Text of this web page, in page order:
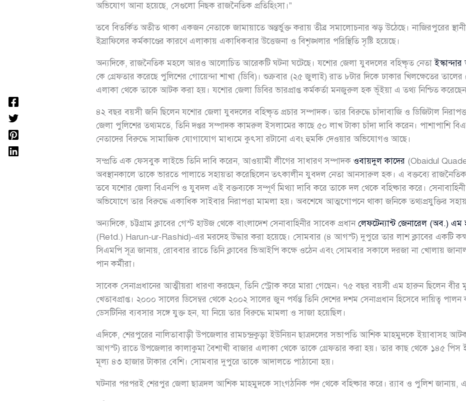
অভিযোগ আনা হয়েছে, সেগুলো নিছক রাজনৈতিক প্রতিহিংসা।”
তবে বিতর্কিত অতীত থাকা একজন নেতাকে জামায়াতে অন্তর্ভুক্ত করায় তীব্র সমালোচনার ঝড় উঠেছে। নাজিরপুরের
ইস্রাফিলের কর্মকাণ্ডের কারণে এলাকায় একাধিকবার উত্তেজনা ও বিশৃঙ্খলার পরিস্থিতি সৃষ্টি হয়েছে।
অন্যদিকে, রাজনৈতিক মহলে আরও আলোচিত আরেকটি ঘটনা ঘটেছে। যশোর জেলা যুবদলের বহিষ্কৃত নেতা
কে গ্রেফতার করেছে পুলিশের গোয়েন্দা শাখা (ডিবি)। শুক্রবার (২৫ জুলাই) রাত ৮টার দিকে ঢাকার খিলক্ষেতের তালের
এলাকা থেকে তাকে আটক করা হয়। যশোর জেলা ডিবির ভারপ্রাপ্ত কর্মকর্তা মনজুরুল হক ভূঁইয়া এ তথ্য নিশ্চিত
৪২ বছর বয়সী জনি ছিলেন যশোর জেলা যুবদলের বহিষ্কৃত প্রচার সম্পাদক। তার বিরুদ্ধে চাঁদাবাজি ও ডিজিটাল
জেলা পুলিশের তথ্যমতে, তিনি দপ্তর সম্পাদক কামরুল ইসলামের কাছে ৫০ লাখ টাকা চাঁদা দাবি করেন। পাশাপাশি
নেতাদের বিরুদ্ধে সামাজিক যোগাযোগ মাধ্যমে কুৎসা রটানো এবং হুমকি দেওয়ার অভিযোগও আছে।
সম্প্রতি এক ফেসবুক লাইভে তিনি দাবি করেন, আওয়ামী লীগের সাধারণ সম্পাদক ওবায়দুল কাদের (Obaidul
অবস্থানকালে তাকে ভারতে পালাতে সহায়তা করেছিলেন তৎকালীন যুবদল নেতা আনসারুল হক। এ বক্তব্যে
তবে যশোর জেলা বিএনপি ও যুবদল এই বক্তব্যকে সম্পূর্ণ মিথ্যা দাবি করে তাকে দল থেকে বহিষ্কার করে। সেনাবাহিনী
অভিযোগে তার বিরুদ্ধে একাধিক সাইবার নিরাপত্তা মামলা হয়। অবশেষে আত্মগোপনে থাকা জনিকে তথ্যপ্রযুক্তির
অন্যদিকে, চট্টগ্রাম ক্লাবের গেস্ট হাউজ থেকে বাংলাদেশ সেনাবাহিনীর সাবেক প্রধানলেফটেন্যান্ট জেনারেল (অব.)
(Retd.) Harun-ur-Rashid)-এর মরদেহ উদ্ধার করা হয়েছে। সোমবার (৪ আগস্ট) দুপুরে তার লাশ ক্লাবের একটি
সিএমপি সূত্র জানায়, রোববার রাতে তিনি ক্লাবের ভিআইপি কক্ষে ওঠেন এবং সোমবার সকালে দরজা না খোলায়
পান কর্মীরা।
সাবেক সেনাপ্রধানের আত্মীয়রা ধারণা করছেন, তিনি স্ট্রোক করে মারা গেছেন। ৭৫ বছর বয়সী এম হারুন ছিলেন বীর
খেতাবপ্রাপ্ত। ২০০০ সালের ডিসেম্বর থেকে ২০০২ সালের জুন পর্যন্ত তিনি দেশের দশম সেনাপ্রধান হিসেবে দায়িত্ব
ডেসটিনির ব্যবসার সঙ্গে যুক্ত হন, যা নিয়ে তার বিরুদ্ধে মামলা ও সাজা হয়েছিল।
এদিকে, শেরপুরের নালিতাবাড়ী উপজেলার রামচন্দ্রকুড়া ইউনিয়ন ছাত্রদলের সভাপতি আশিক মাহমুদকে ইয়াবাসহ
আগস্ট) রাতে উপজেলার কালাকুমা বৈশাখী বাজার এলাকা থেকে তাকে গ্রেফতার করা হয়। তার কাছ থেকে ১৪৫ পিস
মূল্য ৪৩ হাজার টাকার বেশি। সোমবার দুপুরে তাকে আদালতে পাঠানো হয়।
ঘটনার পরপরই শেরপুর জেলা ছাত্রদল আশিক মাহমুদকে সাংগঠনিক পদ থেকে বহিষ্কার করে। র‌্যাব ও পুলিশ জানায়,